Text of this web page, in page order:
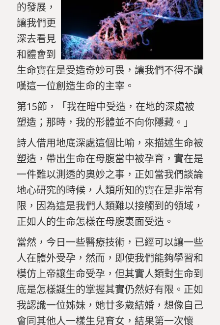
的發展，
讓我們更
深去看見
和體會到
生命實在是受造奇妙可畏，讓我們不得不讚
嘆這一位創造生命的主宰。
第15節，「我在暗中受造，在地的深處被
塑造；那時，我的形體並不向你隱藏。」
詩人借用地底深處這個比喻，來描述生命被
塑造，帶出生命在母腹當中被孕育，實在是
一件難以測透的奧妙之事，正如當我們談論
地心研究的時候，人類所知的實在是非常有
限，因為這是我們人類難以接觸到的領域，
正如人的生命怎樣在母腹裏面受造。
當然，今日一些醫療技術，已經可以讓一些
人在體外受孕，然而，即使我們能夠學習和
模仿上帝讓生命受孕，但其實人類對生命到
底是怎樣誕生的掌握其實仍然好有限。正如
我認識一位姊妹，她廿多歲結婚，想像自己
會同其他人一樣生兒育女，結果第一次懷